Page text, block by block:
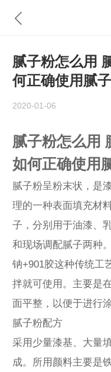
腻子粉怎么用
何正确使用腻
2020-01-06
腻子粉怎么用
如何正确使用
腻子粉呈粉末状，是
理的一种表面填充材
子，分别用于油漆、
和现场调配腻子两种
钠+901胶这种传统工
拌就可使用。主要是
面平整，以便于进行
腻子粉配方
采用少量漆基、大量
成。所用颜料主要是